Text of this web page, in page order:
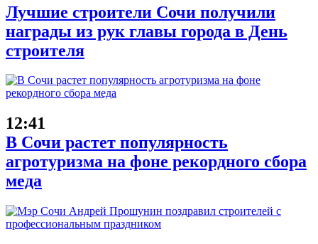
Лучшие строители Сочи получили
награды из рук главы города в День
строителя
12:41
В Сочи растет популярность
агротуризма на фоне рекордного сбора
меда